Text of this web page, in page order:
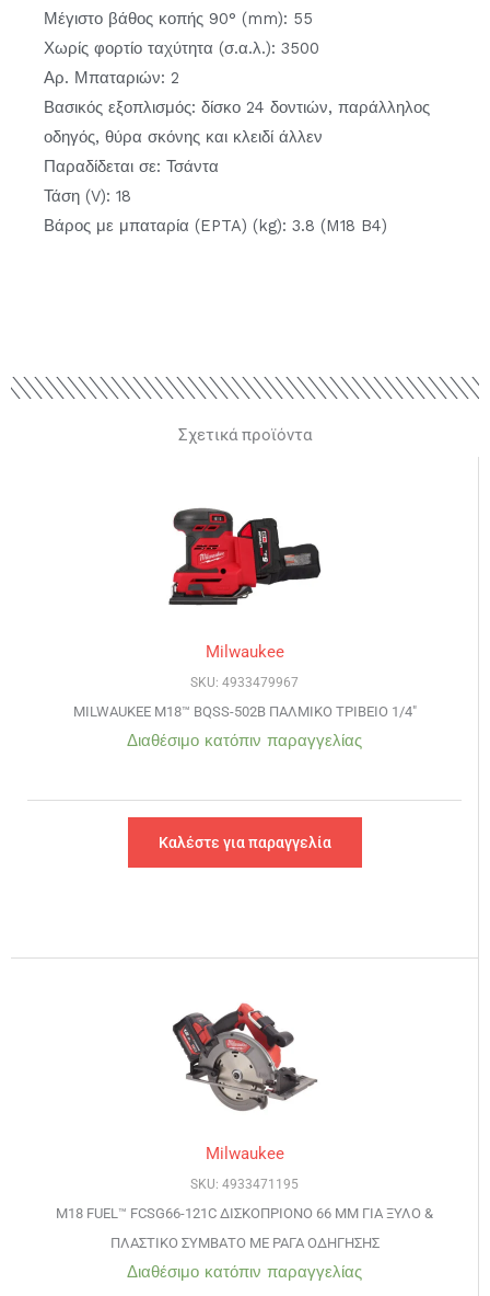
Μέγιστο βάθος κοπής 90° (mm): 55
Χωρίς φορτίο ταχύτητα (σ.α.λ.): 3500
Αρ. Μπαταριών: 2
Βασικός εξοπλισμός: δίσκο 24 δοντιών, παράλληλος
οδηγός, θύρα σκόνης και κλειδί άλλεν
Παραδίδεται σε: Τσάντα
Τάση (V): 18
Βάρος με μπαταρία (EPTA) (kg): 3.8 (M18 B4)
Σχετικά προϊόντα
Milwaukee
SKU: 4933479967
MILWAUKEE M18™ BQSS-502B ΠΑΛΜΙΚΟ ΤΡΙΒΕΙΟ 1/4″
Διαθέσιμο κατόπιν παραγγελίας
Καλέστε για παραγγελία
Milwaukee
SKU: 4933471195
M18 FUEL™ FCSG66-121C ΔΙΣΚΟΠΡΙΟΝΟ 66 ΜΜ ΓΙΑ ΞΥΛΟ &
ΠΛΑΣΤΙΚΟ ΣΥΜΒΑΤΟ ΜΕ ΡΑΓΑ ΟΔΗΓΗΣΗΣ
Διαθέσιμο κατόπιν παραγγελίας